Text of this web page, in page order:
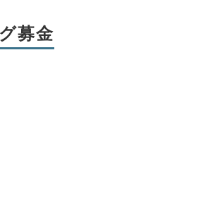
募金